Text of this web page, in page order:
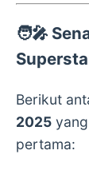
🧑‍🎤
Berikut
2025
pertama: